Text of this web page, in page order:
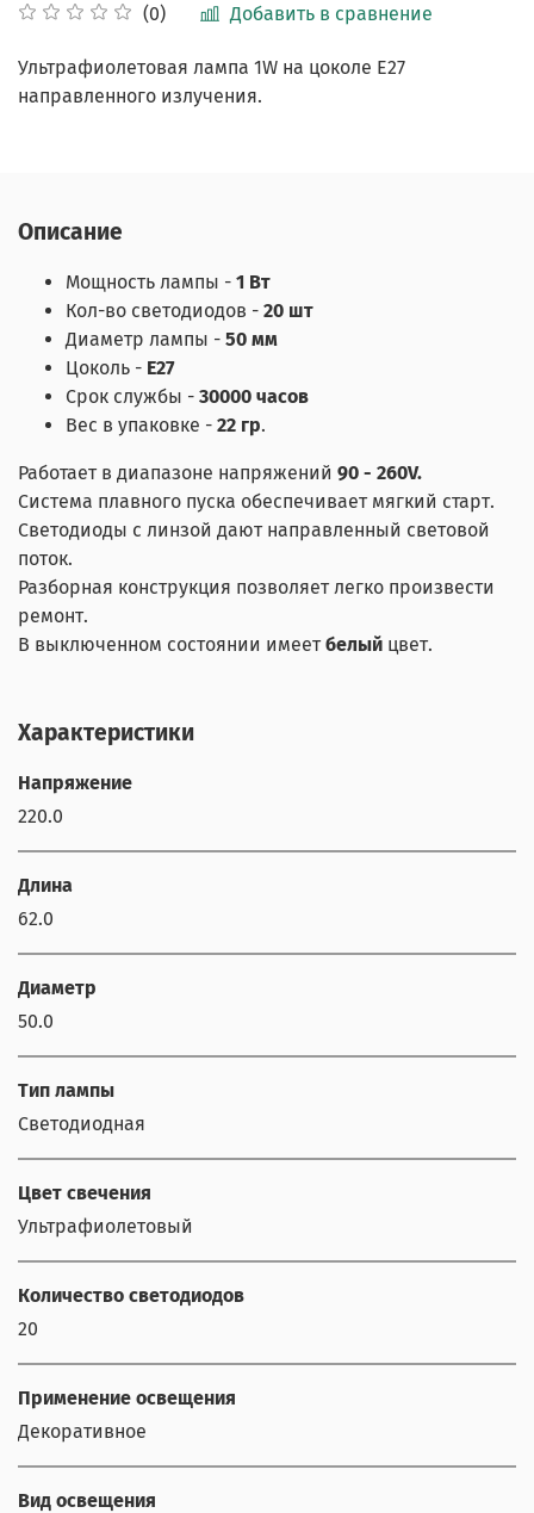
(0) Добавить в сравнение
Ультрафиолетовая лампа 1W на цоколе E27
направленного излучения.
Описание
Мощность лампы - 1 Вт
Кол-во светодиодов - 20 шт
Диаметр лампы - 50 мм
Цоколь - E27
Срок службы - 30000 часов
Вес в упаковке - 22 гр.
Работает в диапазоне напряжений 90 - 260V.
Система плавного пуска обеспечивает мягкий старт.
Светодиоды с линзой дают направленный световой
поток.
Разборная конструкция позволяет легко произвести
ремонт.
В выключенном состоянии имеетбелый цвет.
Характеристики
Напряжение
220.0
Длина
62.0
Диаметр
50.0
Тип лампы
Светодиодная
Цвет свечения
Ультрафиолетовый
Количество светодиодов
20
Применение освещения
Декоративное
Вид освещения